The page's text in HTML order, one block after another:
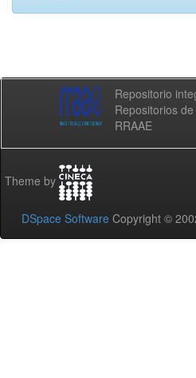
Repositorio
Repositorios
RRAAE
Theme by
DSpace Software Copyright ©